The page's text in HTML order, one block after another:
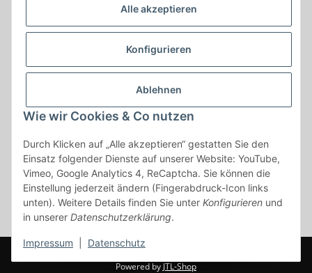
Alle akzeptieren
Konfigurieren
Ablehnen
Wie wir Cookies & Co nutzen
Durch Klicken auf „Alle akzeptieren“ gestatten Sie den
Einsatz folgender Dienste auf unserer Website: YouTube,
Vimeo, Google Analytics 4, ReCaptcha. Sie können die
Einstellung jederzeit ändern (Fingerabdruck-Icon links
unten). Weitere Details finden Sie unter Konfigurieren und
in unserer Datenschutzerklärung.
Impressum Datenschutz
Tel.:0201555402
info@krayer-edampfer-shop.de
Gesetzliche Informationen
Informationen
Vertrag widerrufen
* Alle Preise inkl. gesetzlicher USt., zzgl.Versand
* gilt für Lieferungen innerhalb Deutschlands, Lieferzeiten für andere
Länder entnehmen Sie bitte der Schaltfläche mit den
Versandinformationen
Powered byJTL-Shop